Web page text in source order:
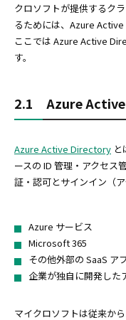
クロソフトが提供するク
るためには、Azure Active
ここでは Azure Active
す。
2.1 Azure
Azure Active Directory
ースの ID 管理・アクセス
証・認可とサインイン（
Azure サービス
Microsoft 365
その他外部の SaaS ア
企業が独自に開発した
マイクロソフトは従来か